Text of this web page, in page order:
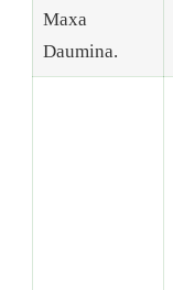
Maxa
Daumina.